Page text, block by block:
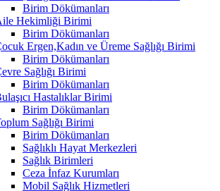
Birim Dökümanları
Hekimliği Birimi
Birim Dökümanları
Ergen,Kadın ve Üreme Sağlığı Birimi
Birim Dökümanları
Sağlığı Birimi
Birim Dökümanları
Hastalıklar Birimi
Birim Dökümanları
Sağlığı Birimi
Birim Dökümanları
Sağlıklı Hayat Merkezleri
Sağlık Birimleri
Ceza İnfaz Kurumları
Mobil Sağlık Hizmetleri